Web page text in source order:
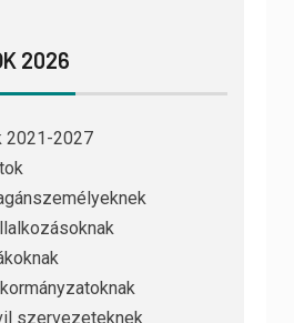
2026
2021-2027
szervezeteknek